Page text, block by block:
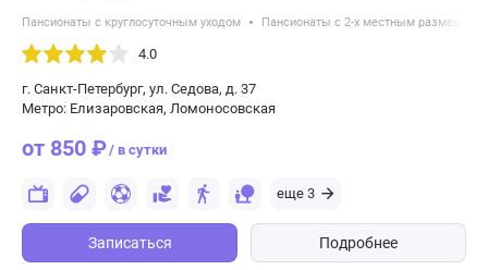
Пансионаты с круглосуточным уходом Пансионаты с 2-х местным
4.0
г. Санкт-Петербург, ул. ​Седова, д. 37
Метро: Елизаровская, Ломоносовская
от 850 ₽/ в сутки
еще 3
Записаться Подробнее